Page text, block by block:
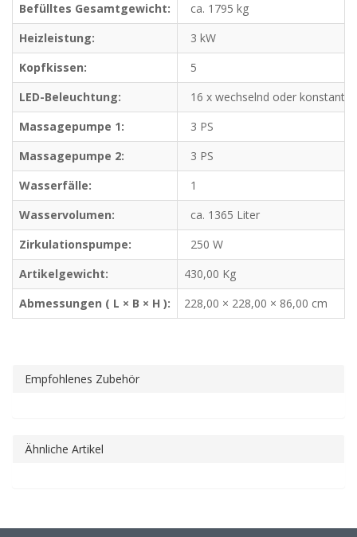
Befülltes Gesamtgewicht:
ca. 1795 kg
Heizleistung:
3 kW
Kopfkissen:
5
LED-Beleuchtung:
16 x wechselnd oder konstant
Massagepumpe 1:
3 PS
Massagepumpe 2:
3 PS
Wasserfälle:
1
Wasservolumen:
ca. 1365 Liter
Zirkulationspumpe:
250 W
Artikelgewicht:
430,00 Kg
Abmessungen ( L × B × H ):
228,00 × 228,00 × 86,00 cm
Empfohlenes Zubehör
Ähnliche Artikel